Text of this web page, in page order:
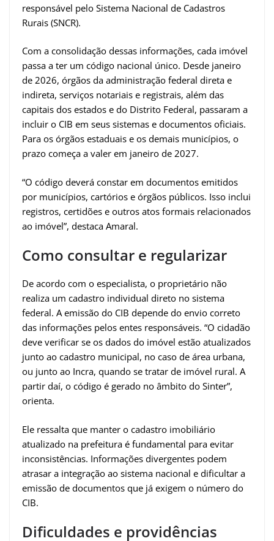
responsável pelo Sistema Nacional de Cadastros
Rurais (SNCR).
Com a consolidação dessas informações, cada imóvel
passa a ter um código nacional único. Desde janeiro
de 2026, órgãos da administração federal direta e
indireta, serviços notariais e registrais, além das
capitais dos estados e do Distrito Federal, passaram a
incluir o CIB em seus sistemas e documentos oficiais.
Para os órgãos estaduais e os demais municípios, o
prazo começa a valer em janeiro de 2027.
“O código deverá constar em documentos emitidos
por municípios, cartórios e órgãos públicos. Isso inclui
registros, certidões e outros atos formais relacionados
ao imóvel”, destaca Amaral.
Como consultar e regularizar
De acordo com o especialista, o proprietário não
realiza um cadastro individual direto no sistema
federal. A emissão do CIB depende do envio correto
das informações pelos entes responsáveis. “O cidadão
deve verificar se os dados do imóvel estão atualizados
junto ao cadastro municipal, no caso de área urbana,
ou junto ao Incra, quando se tratar de imóvel rural. A
partir daí, o código é gerado no âmbito do Sinter”,
orienta.
Ele ressalta que manter o cadastro imobiliário
atualizado na prefeitura é fundamental para evitar
inconsistências. Informações divergentes podem
atrasar a integração ao sistema nacional e dificultar a
emissão de documentos que já exigem o número do
CIB.
Dificuldades e providências